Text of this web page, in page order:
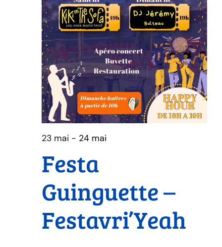
23 mai - 24 mai
Festa
Guinguette –
Festavri’Yeah